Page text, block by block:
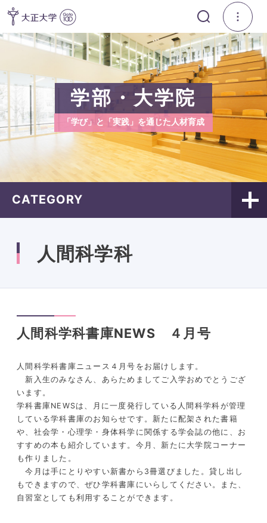
学部・大学院
「学び」と「実践」を通じた人材育成
CATEGORY
人間科学科
人間科学科書庫NEWS ４月号
人間科学科書庫ニュース４月号をお届けします。
新入生のみなさん、あらためましてご入学おめでとうござ
います。
学科書庫NEWSは、月に一度発行している人間科学科が管理
している学科書庫のお知らせです。新たに配架された書籍
や、社会学・心理学・身体科学に関係する学会誌の他に、お
すすめの本も紹介しています。今月、新たに大学院コーナー
も作りました。
今月は手にとりやすい新書から3冊選びました。貸し出し
もできますので、ぜひ学科書庫にいらしてください。また、
自習室としても利用することができます。